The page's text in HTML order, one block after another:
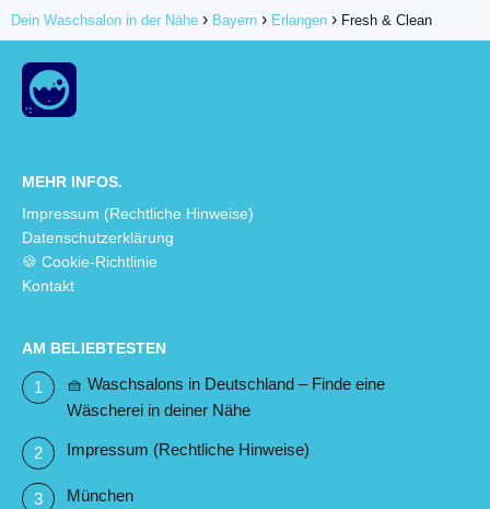
Dein Waschsalon in der Nähe Bayern Erlangen Fresh & Clean
MEHR INFOS.
Impressum (Rechtliche Hinweise)
Datenschutzerklärung
🍪 Cookie-Richtlinie
Kontakt
AM BELIEBTESTEN
🧺 Waschsalons in Deutschland – Finde eine
Wäscherei in deiner Nähe
Impressum (Rechtliche Hinweise)
München